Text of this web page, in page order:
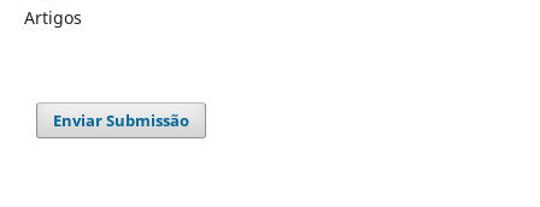
Artigos
Enviar Submissão